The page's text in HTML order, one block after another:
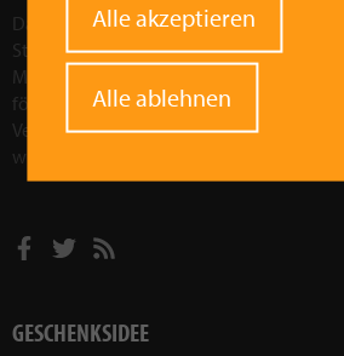
Das Ziel des Vorchdorfer Werberings ist,
Stärkung der Region Vorchdorf. Wir
Marktgemeinde Vorchdorf als
fördern und stärken. Durch gezielte
Veranstaltungen wollen wir Vorchdorf
wirtschaftlich weiterentwickeln.
GESCHENKSIDEE
Alle akzeptieren
Alle ablehnen